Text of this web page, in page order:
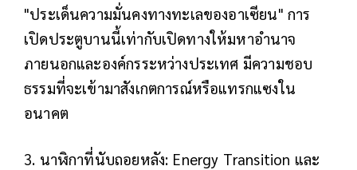
"ประเด็นความมั่นคงทางทะเลของอาเซียน" การ
เปิดประตูบานนี้เท่ากับเปิดทางให้มหาอำนาจ
ภายนอกและองค์กรระหว่างประเทศ มีความชอบ
ธรรมที่จะเข้ามาสังเกตการณ์หรือแทรกแซงใน
อนาคต
3. นาฬิกาที่นับถอยหลัง: Energy Transition และ